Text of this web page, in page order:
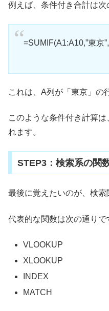
例えば、条件付き合計は次
=SUMIF(A1:A10,”東京
これは、A列が「東京」の
このような条件付き計算
れます。
STEP3：検索系の関
最後に覚えたいのが、検索
代表的な関数は次の通りで
VLOOKUP
XLOOKUP
INDEX
MATCH